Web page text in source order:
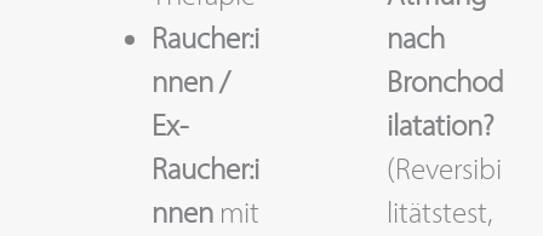
Raucher:i
nnen /
Ex-
Raucher:i
nnen mit
nach
Bronchod
ilatation?
(Reversibi
litätstest,